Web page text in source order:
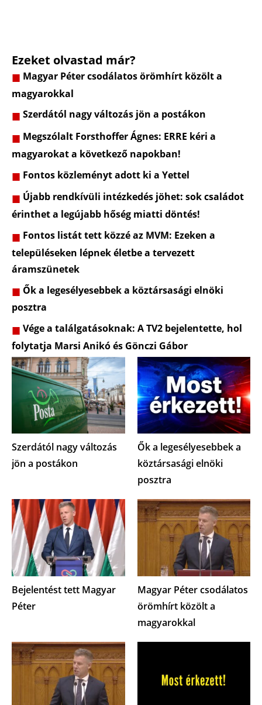
Ezeket olvastad már?
Magyar Péter csodálatos örömhírt közölt a
magyarokkal
Szerdától nagy változás jön a postákon
Megszólalt Forsthoffer Ágnes: ERRE kéri a
magyarokat a következő napokban!
Fontos közleményt adott ki a Yettel
Újabb rendkívüli intézkedés jöhet: sok családot
érinthet a legújabb hőség miatti döntés!
Fontos listát tett közzé az MVM: Ezeken a
településeken lépnek életbe a tervezett
áramszünetek
Ők a legesélyesebbek a köztársasági elnöki
posztra
Vége a találgatásoknak: A TV2 bejelentette, hol
folytatja Marsi Anikó és Gönczi Gábor
Szerdától nagy változás
jön a postákon
Ők a legesélyesebbek a
köztársasági elnöki
posztra
Bejelentést tett Magyar
Péter
Magyar Péter csodálatos
örömhírt közölt a
magyarokkal